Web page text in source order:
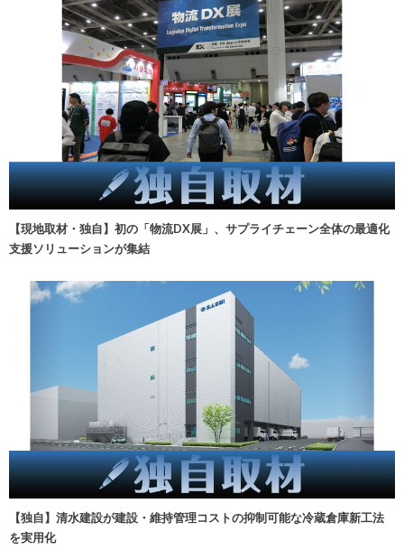
【現地取材・独自】初の「物流DX展」、サプライチェーン全体の最適化
支援ソリューションが集結
【独自】清水建設が建設・維持管理コストの抑制可能な冷蔵倉庫新工法
を実用化